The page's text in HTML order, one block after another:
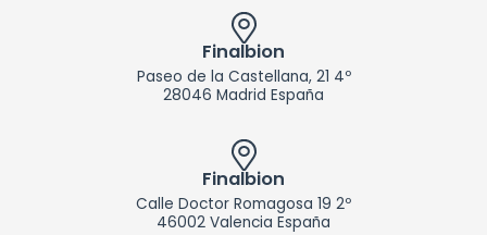
Finalbion
Paseo de la Castellana, 21 4º
28046 Madrid España
Finalbion
Calle Doctor Romagosa 19 2º
46002 Valencia España